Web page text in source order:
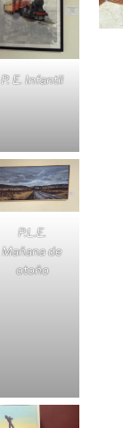
P. E. Infantil
P.L.E.
Mañana de
otoño